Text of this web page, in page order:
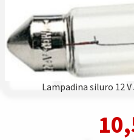
Lampadina siluro 12 V